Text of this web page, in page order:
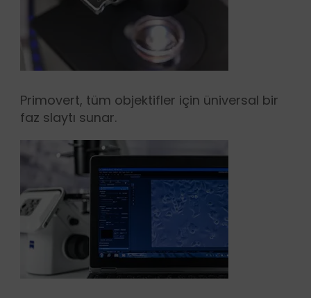
Primovert, tüm objektifler için üniversal bir
faz slaytı sunar.